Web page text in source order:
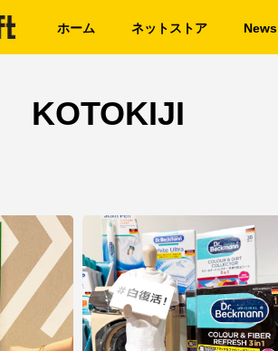
ホーム ネットストア News
KOTOKIJI